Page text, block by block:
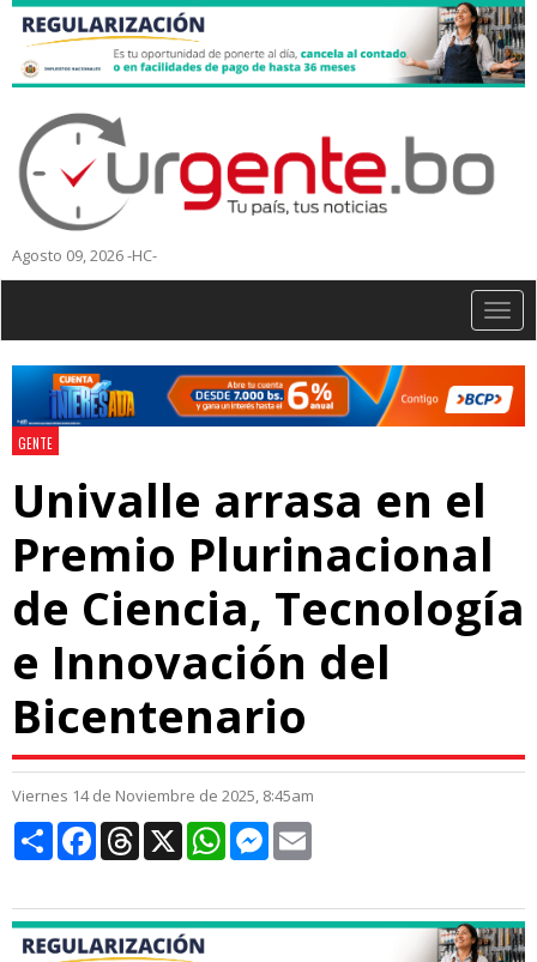
Agosto 09, 2026 -HC-
GENTE
Univalle arrasa en el
Premio Plurinacional
de Ciencia, Tecnología
e Innovación del
Bicentenario
Viernes 14 de Noviembre de 2025, 8:45am
CompartirFacebookThreads
X WhatsAppMessenger